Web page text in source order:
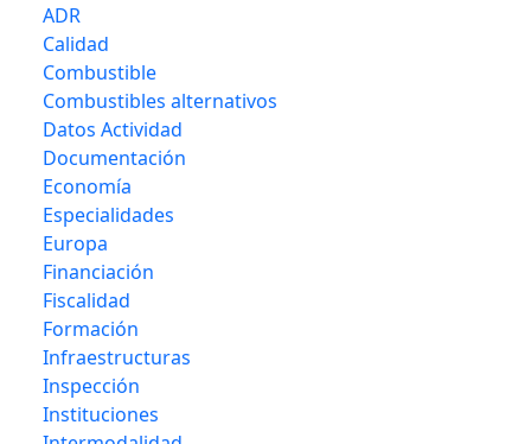
ADR
Calidad
Combustible
Combustibles alternativos
Datos Actividad
Documentación
Economía
Especialidades
Europa
Financiación
Fiscalidad
Formación
Infraestructuras
Inspección
Instituciones